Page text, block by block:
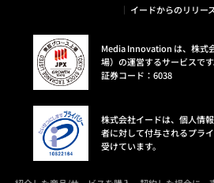
イードからのリリー
Media Innovation は、株式
場）の運営するサービスです
証券コード：6038
株式会社イードは、個人情
者に対して付与されるプラ
受けています。